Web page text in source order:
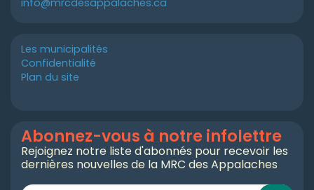
info@mrcdesappalaches.ca
Les municipalités
Confidentialité
Plan du site
Abonnez-vous à notre infolettre
Rejoignez notre liste d'abonnés pour recevoir les
dernières nouvelles de la MRC des Appalaches